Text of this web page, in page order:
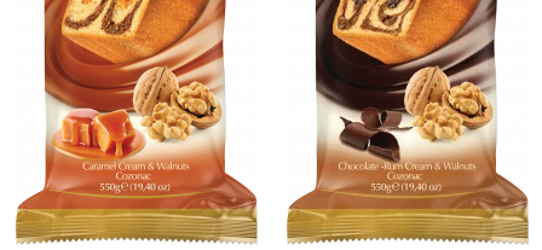
Prajituri de Craciun
Torturi ambalate
Chec mini
Foietaje
Biscuiti
Turta dulce